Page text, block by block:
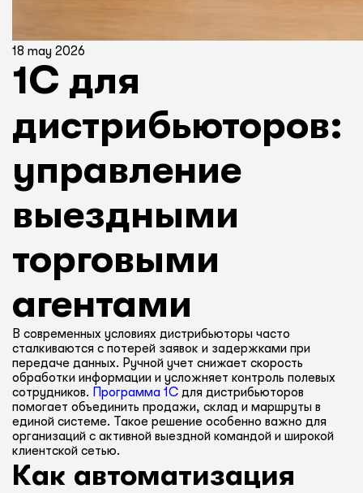
18 may 2026
1С для
дистрибьюторов:
управление
выездными
торговыми
агентами
В современных условиях дистрибьюторы часто
сталкиваются с потерей заявок и задержками при
передаче данных. Ручной учет снижает скорость
обработки информации и усложняет контроль полевых
сотрудников. Программа 1С для дистрибьюторов
помогает объединить продажи, склад и маршруты в
единой системе. Такое решение особенно важно для
организаций с активной выездной командой и широкой
клиентской сетью.
Как автоматизация